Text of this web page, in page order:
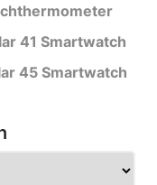
41 Smartwatch
45 Smartwatch